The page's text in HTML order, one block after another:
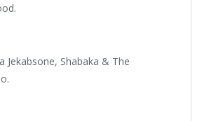
Shabaka & The